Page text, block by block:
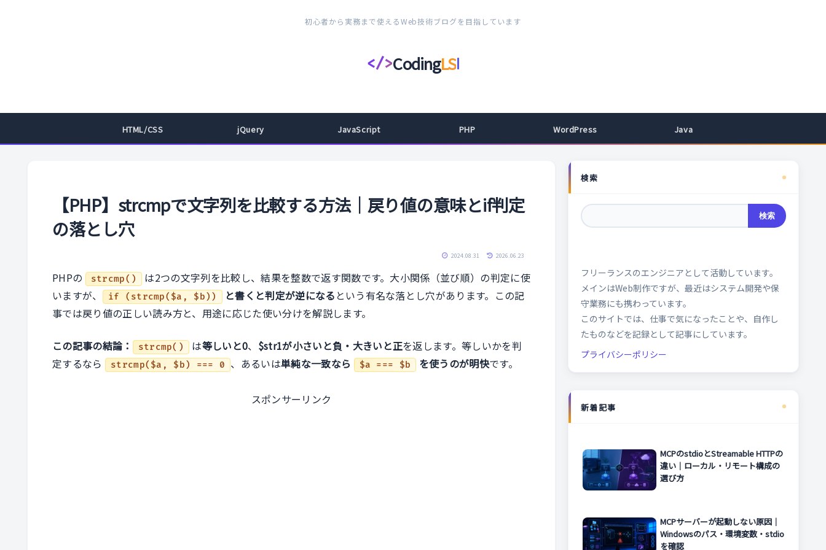
初心者から実務まで使えるWeb技術ブログを目指しています
</>CodingLS
コ
ィ
フ
ル
HTML/CSS jQuery JavaScript PHP WordPress Java
【PHP】strcmpで文字列を比較する方法｜戻り値の意味とif判定
の落とし穴
2024.08.31 2026.06.23
PHPの strcmp()
は2つの文字列を比較し、結果を整数で返す関数です。大小関係（並び順）の判定に使
いますが、
if (strcmp($a, $b)) と書くと判定が逆になる という有名な落とし穴があります。この記
事では戻り値の正しい読み方と、用途に応じた使い分けを解説します。
この記事の結論： strcmp() は等しいと0、 $str1が小さいと負・大きいと正を返します。等しいかを判
定するなら
strcmp($a, $b) === 0 、あるいは単純な一致なら $a === $b を使うのが明快です。
スポンサーリンク
検索
検索
フリーランスのエンジニアとして活動しています。
メインはWeb制作ですが、最近はシステム開発や保
守業務にも携わっています。
このサイトでは、仕事で気になったことや、自作し
たものなどを記録として記事にしています。
プライバシーポリシー
新着記事
MCPのstdioとStreamable HTTPの
違い｜ローカル・リモート構成の
選び方
MCPサーバーが起動しない原因｜
Windowsのパス・環境変数・stdio
を確認